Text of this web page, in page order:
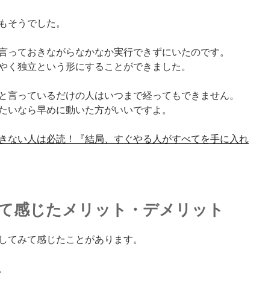
そうでした。
っておきながらなかなか実行できずにいたのです。
く独立という形にすることができました。
言っているだけの人はいつまで経ってもできません。
いなら早めに動いた方がいいですよ。
ない人は必読！『結局、すぐやる人がすべてを手に入れ
感じたメリット・デメリット
てみて感じたことがあります。